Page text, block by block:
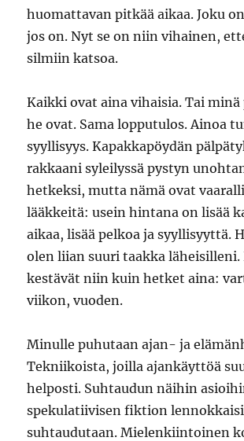
huomattavan pitkää aikaa. Joku
jos on. Nyt se on niin vihainen,
silmiin katsoa.
Kaikki ovat aina vihaisia. Tai
he ovat. Sama lopputulos. Ainoa
syyllisyys. Kapakkapöydän
rakkaani syleilyssä pystyn
hetkeksi, mutta nämä ovat
lääkkeitä: usein hintana on lisää
aikaa, lisää pelkoa ja syyllisyyttä.
olen liian suuri taakka
kestävät niin kuin hetket aina:
viikon, vuoden.
Minulle puhutaan ajan- ja
Tekniikoista, joilla ajankäyttöä
helposti. Suhtaudun näihin
spekulatiivisen fiktion
suhtaudutaan. Mielenkiintoinen